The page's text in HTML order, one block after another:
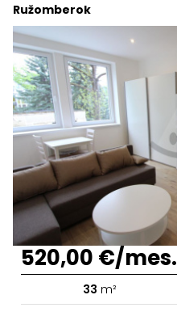
Ružomberok
520,00 €/mes.
33 m²